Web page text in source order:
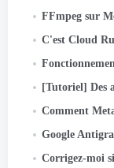
FFmpeg sur
C'est Cloud
Fonctionnement
[Tutoriel] Des agents aux
Comment Meta a utilisé l'IA
Google Antigravité: Guide
Corrigez-moi si vous le